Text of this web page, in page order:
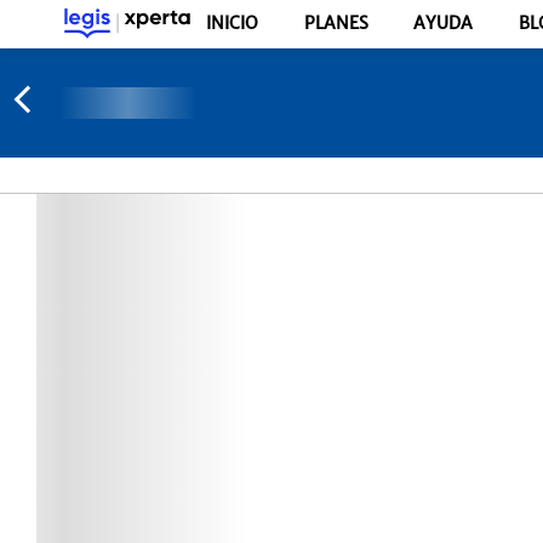
INICIO PLANES AYUDA